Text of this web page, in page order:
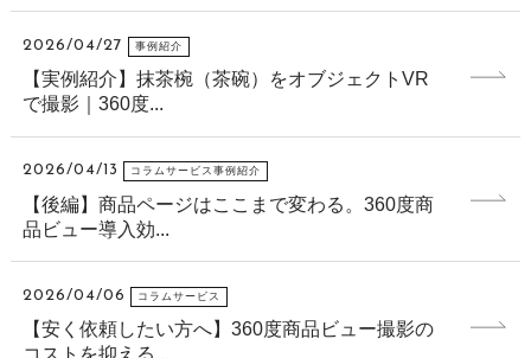
2026/04/27 事例紹介
【実例紹介】抹茶椀（茶碗）をオブジェクトVR
で撮影｜360度...
2026/04/13 コラムサービス事例紹介
【後編】商品ページはここまで変わる。360度商
品ビュー導入効...
2026/04/06 コラムサービス
【安く依頼したい方へ】360度商品ビュー撮影の